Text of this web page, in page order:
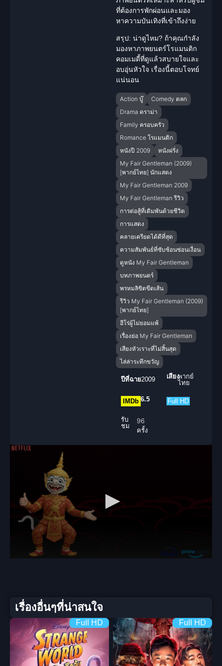
ที่ต้องการพักผ่อนและมอง
หาความบันเทิงที่เข้าถึงง่าย
สรุป: น่าดูไหม? ถ้าคุณกำลัง
มองหาภาพยนตร์โรแมนติก
คอมเมดี้ที่ดูแล้วสบายใจและ
อบอุ่นหัวใจ เรื่องนี้ตอบโจทย์
แน่นอน
Action บู๊
Comedy ตลก
Drama ดราม่า
Family ครอบครัว
Romance โรแมนติก
หนังปี 2009
หนังฝรั่ง
My Fair Gentleman (2009)
[พากย์ไทย] นักแสดง
My Fair Gentleman 2009
My Fair Gentleman รีวิว
การต่อสู้ที่เดิมพันด้วยชีวิต
การแสดง
คลายเครียดได้ดีที่สุด
ความสัมพันธ์ที่ซับซ้อนซ่อนเงื่อน
ดูหนัง My Fair Gentleman
บทภาพยนตร์
พรหมลิขิตขีดเส้น
รีวิว My Fair Gentleman (2009)
[พากย์ไทย]
ฮีโร่ผู้ไม่ยอมแพ้
เรื่องย่อ My Fair Gentleman
เสียงหัวเราะที่ไม่สิ้นสุด
ไล่ล่าระทึกขวัญ
ปีที่ฉาย2009 เสียงพากย์
ไทย
IMDb 6.5 Full HD
รับ
ชม
96
ครั้ง
เรื่องอื่นๆที่น่าสนใจ
Full HD Full HD